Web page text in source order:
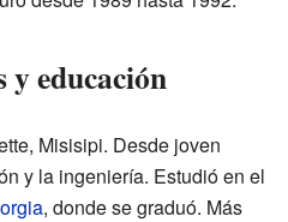
y educación
Misisipi. Desde joven
y la ingeniería. Estudió en el
, donde se graduó. Más